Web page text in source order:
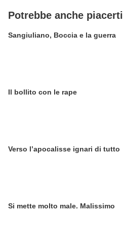
Potrebbe anche piacerti
Sangiuliano, Boccia e la guerra
Il bollito con le rape
Verso l’apocalisse ignari di tutto
Si mette molto male. Malissimo